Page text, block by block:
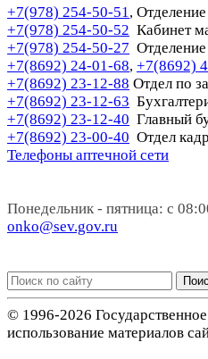
+7(978) 254-50-51,
+7(978) 254-50-52 Кабинет
+7(978) 254-50-27
+7(8692) 24-01-68, +7(8692)
+7(8692) 23-12-88 Отдел по
+7(8692) 23-12-63
+7(8692) 23-12-40 Главный
+7(8692) 23-00-40 Отдел
Телефоны аптечной сети
Понедельник - пятница: с
onko@sev.gov.ru
© 1996-2026
использование материалов